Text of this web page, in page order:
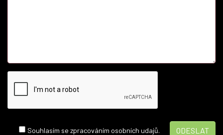
Souhlasím se zpracováním osobních udajů.